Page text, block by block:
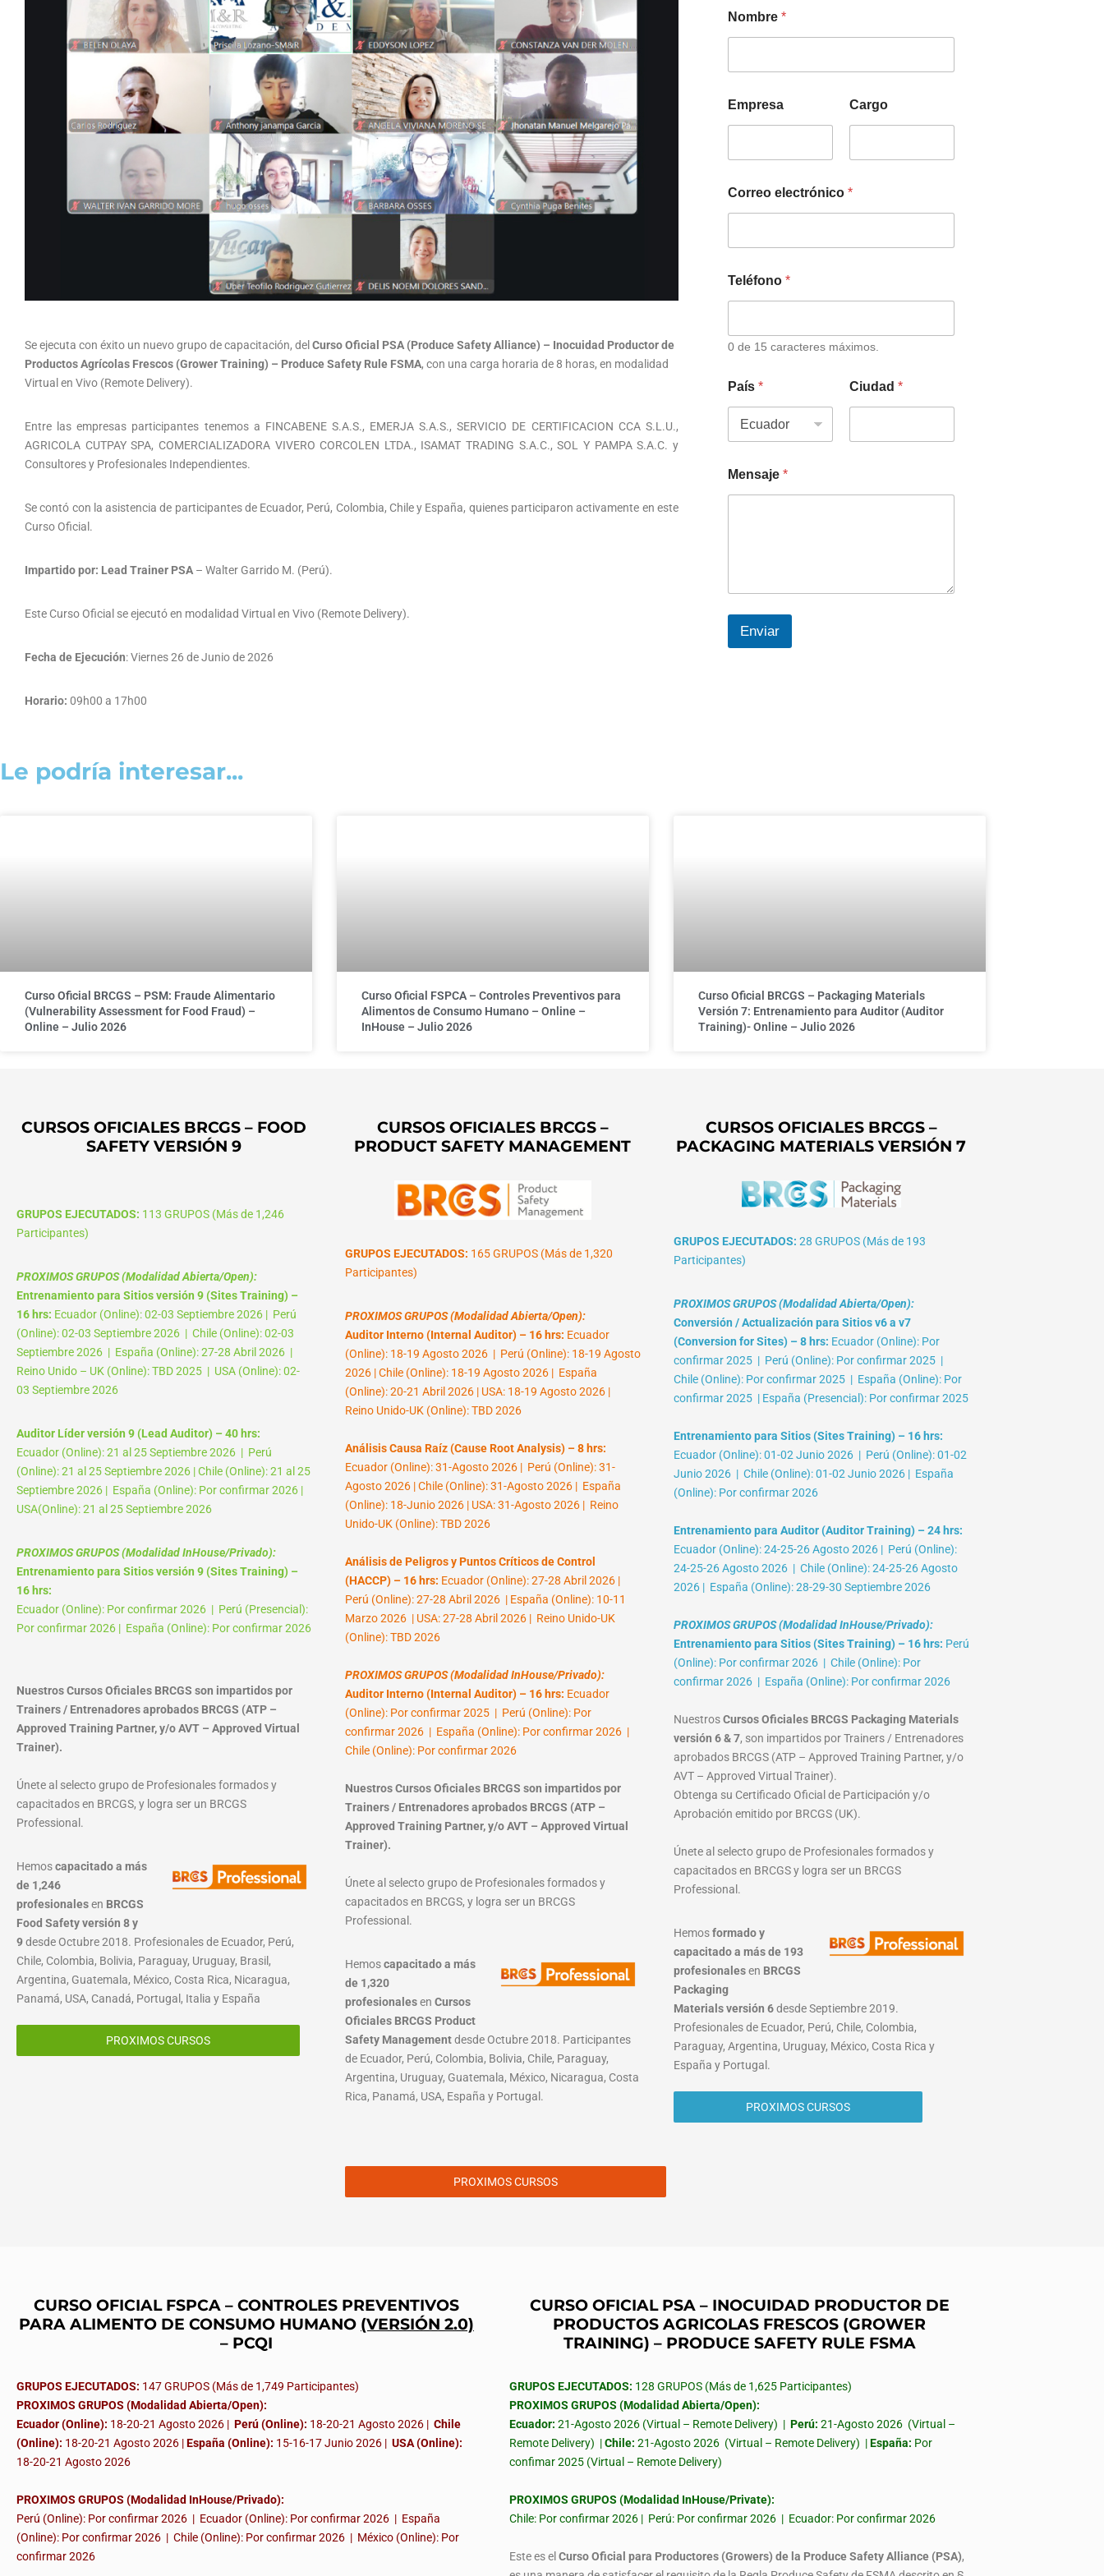
Se ejecuta con éxito un nuevo grupo de capacitación, del Curso Oficial PSA (Produce Safety Alliance) – Inocuidad Productor de
Productos Agrícolas Frescos (Grower Training) – Produce Safety Rule FSMA, con una carga horaria de 8 horas, en modalidad
Virtual en Vivo (Remote Delivery).
Entre las empresas participantes tenemos a FINCABENE S.A.S., EMERJA S.A.S., SERVICIO DE CERTIFICACION CCA S.L.U.,
AGRICOLA CUTPAY SPA, COMERCIALIZADORA VIVERO CORCOLEN LTDA., ISAMAT TRADING S.A.C., SOL Y PAMPA S.A.C. y
Consultores y Profesionales Independientes.
Se contó con la asistencia de participantes de Ecuador, Perú, Colombia, Chile y España, quienes participaron activamente en este
Curso Oficial.
Impartido por: Lead Trainer PSA– Walter Garrido M. (Perú).
Este Curso Oficial se ejecutó en modalidad Virtual en Vivo (Remote Delivery).
Fecha de Ejecución: Viernes 26 de Junio de 2026
Horario: 09h00 a 17h00
Nombre *
Empresa Cargo
Correo electrónico *
Teléfono *
0 de 15 caracteres máximos.
País * Ciudad *
Mensaje *
Enviar
Le podría interesar...
Curso Oficial BRCGS – PSM: Fraude Alimentario
(Vulnerability Assessment for Food Fraud) –
Online – Julio 2026
Curso Oficial FSPCA – Controles Preventivos para
Alimentos de Consumo Humano – Online –
InHouse – Julio 2026
Curso Oficial BRCGS – Packaging Materials
Versión 7: Entrenamiento para Auditor (Auditor
Training)- Online – Julio 2026
CURSOS OFICIALES BRCGS – FOOD
SAFETY VERSIÓN 9
GRUPOS EJECUTADOS: 113 GRUPOS (Más de 1,246
Participantes)
PROXIMOS GRUPOS (Modalidad Abierta/Open):
Entrenamiento para Sitios versión 9 (Sites Training) –
16 hrs: Ecuador (Online): 02-03 Septiembre 2026 | Perú
(Online): 02-03 Septiembre 2026 | Chile (Online): 02-03
Septiembre 2026 | España (Online): 27-28 Abril 2026 |
Reino Unido – UK (Online): TBD 2025 | USA (Online): 02-
03 Septiembre 2026
Auditor Líder versión 9 (Lead Auditor) – 40 hrs:
Ecuador (Online): 21 al 25 Septiembre 2026 | Perú
(Online): 21 al 25 Septiembre 2026 | Chile (Online): 21 al 25
Septiembre 2026 | España (Online): Por confirmar 2026 |
USA(Online): 21 al 25 Septiembre 2026
PROXIMOS GRUPOS (Modalidad InHouse/Privado):
Entrenamiento para Sitios versión 9 (Sites Training) –
16 hrs:
Ecuador (Online): Por confirmar 2026 | Perú (Presencial):
Por confirmar 2026 | España (Online): Por confirmar 2026
Nuestros Cursos Oficiales BRCGS son impartidos por
Trainers / Entrenadores aprobados BRCGS (ATP –
Approved Training Partner, y/o AVT – Approved Virtual
Trainer).
Únete al selecto grupo de Profesionales formados y
capacitados en BRCGS, y logra ser un BRCGS
Professional.
Hemoscapacitado a más
de 1,246
profesionalesen BRCGS
Food Safety versión 8 y
9desde Octubre 2018. Profesionales de Ecuador, Perú,
Chile, Colombia, Bolivia, Paraguay, Uruguay, Brasil,
Argentina, Guatemala, México, Costa Rica, Nicaragua,
Panamá, USA, Canadá, Portugal, Italia y España
PROXIMOS CURSOS
CURSOS OFICIALES BRCGS –
PRODUCT SAFETY MANAGEMENT
GRUPOS EJECUTADOS: 165 GRUPOS (Más de 1,320
Participantes)
PROXIMOS GRUPOS (Modalidad Abierta/Open):
Auditor Interno (Internal Auditor) – 16 hrs: Ecuador
(Online): 18-19 Agosto 2026 | Perú (Online): 18-19 Agosto
2026 | Chile (Online): 18-19 Agosto 2026 | España
(Online): 20-21 Abril 2026 | USA: 18-19 Agosto 2026 |
Reino Unido-UK (Online): TBD 2026
Análisis Causa Raíz (Cause Root Analysis) – 8 hrs:
Ecuador (Online): 31-Agosto 2026 | Perú (Online): 31-
Agosto 2026 | Chile (Online): 31-Agosto 2026 | España
(Online): 18-Junio 2026 | USA: 31-Agosto 2026 | Reino
Unido-UK (Online): TBD 2026
Análisis de Peligros y Puntos Críticos de Control
(HACCP) – 16 hrs: Ecuador (Online): 27-28 Abril 2026 |
Perú (Online): 27-28 Abril 2026 | España (Online): 10-11
Marzo 2026 | USA: 27-28 Abril 2026 | Reino Unido-UK
(Online): TBD 2026
PROXIMOS GRUPOS (Modalidad InHouse/Privado):
Auditor Interno (Internal Auditor) – 16 hrs: Ecuador
(Online): Por confirmar 2025 | Perú (Online): Por
confirmar 2026 | España (Online): Por confirmar 2026 |
Chile (Online): Por confirmar 2026
Nuestros Cursos Oficiales BRCGS son impartidos por
Trainers / Entrenadores aprobados BRCGS (ATP –
Approved Training Partner, y/o AVT – Approved Virtual
Trainer).
Únete al selecto grupo de Profesionales formados y
capacitados en BRCGS, y logra ser un BRCGS
Professional.
Hemoscapacitado a más
de 1,320
profesionalesen Cursos
Oficiales BRCGS Product
Safety Managementdesde Octubre 2018. Participantes
de Ecuador, Perú, Colombia, Bolivia, Chile, Paraguay,
Argentina, Uruguay, Guatemala, México, Nicaragua, Costa
Rica, Panamá, USA, España y Portugal.
PROXIMOS CURSOS
CURSOS OFICIALES BRCGS –
PACKAGING MATERIALS VERSIÓN 7
GRUPOS EJECUTADOS: 28 GRUPOS (Más de 193
Participantes)
PROXIMOS GRUPOS (Modalidad Abierta/Open):
Conversión / Actualización para Sitios v6 a v7
(Conversion for Sites) – 8 hrs: Ecuador (Online): Por
confirmar 2025 | Perú (Online): Por confirmar 2025 |
Chile (Online): Por confirmar 2025 | España (Online): Por
confirmar 2025 | España (Presencial): Por confirmar 2025
Entrenamiento para Sitios (Sites Training) – 16 hrs:
Ecuador (Online): 01-02 Junio 2026 | Perú (Online): 01-02
Junio 2026 | Chile (Online): 01-02 Junio 2026 | España
(Online): Por confirmar 2026
Entrenamiento para Auditor (Auditor Training) – 24 hrs:
Ecuador (Online): 24-25-26 Agosto 2026 | Perú (Online):
24-25-26 Agosto 2026 | Chile (Online): 24-25-26 Agosto
2026 | España (Online): 28-29-30 Septiembre 2026
PROXIMOS GRUPOS (Modalidad InHouse/Privado):
Entrenamiento para Sitios (Sites Training) – 16 hrs: Perú
(Online): Por confirmar 2026 | Chile (Online): Por
confirmar 2026 | España (Online): Por confirmar 2026
NuestrosCursos Oficiales BRCGS Packaging Materials
versión 6 & 7, son impartidos por Trainers / Entrenadores
aprobados BRCGS (ATP – Approved Training Partner, y/o
AVT – Approved Virtual Trainer).
Obtenga su Certificado Oficial de Participación y/o
Aprobación emitido por BRCGS (UK).
Únete al selecto grupo de Profesionales formados y
capacitados en BRCGS y logra ser un BRCGS
Professional.
Hemosformado y
capacitado a más de 193
profesionalesen BRCGS
Packaging
Materialsversión 6desde Septiembre 2019.
Profesionales de Ecuador, Perú, Chile, Colombia,
Paraguay, Argentina, Uruguay, México, Costa Rica y
España y Portugal.
PROXIMOS CURSOS
CURSO OFICIAL FSPCA – CONTROLES PREVENTIVOS
PARA ALIMENTO DE CONSUMO HUMANO (VERSIÓN 2.0)
– PCQI
GRUPOS EJECUTADOS: 147 GRUPOS (Más de 1,749 Participantes)
PROXIMOS GRUPOS (Modalidad Abierta/Open):
Ecuador (Online): 18-20-21 Agosto 2026 | Perú (Online): 18-20-21 Agosto 2026 | Chile
(Online): 18-20-21 Agosto 2026 |España (Online): 15-16-17 Junio 2026 | USA (Online):
18-20-21 Agosto 2026
PROXIMOS GRUPOS (Modalidad InHouse/Privado):
Perú (Online): Por confirmar 2026 | Ecuador (Online): Por confirmar 2026 | España
(Online): Por confirmar 2026 | Chile (Online): Por confirmar 2026 | México (Online): Por
confirmar 2026
CURSO OFICIAL PSA – INOCUIDAD PRODUCTOR DE
PRODUCTOS AGRICOLAS FRESCOS (GROWER
TRAINING) – PRODUCE SAFETY RULE FSMA
GRUPOS EJECUTADOS: 128 GRUPOS (Más de 1,625 Participantes)
PROXIMOS GRUPOS (Modalidad Abierta/Open):
Ecuador: 21-Agosto 2026 (Virtual – Remote Delivery) | Perú: 21-Agosto 2026 (Virtual –
Remote Delivery) |Chile: 21-Agosto 2026 (Virtual – Remote Delivery) |España: Por
confimar 2025 (Virtual – Remote Delivery)
PROXIMOS GRUPOS (Modalidad InHouse/Private):
Chile: Por confirmar 2026 | Perú: Por confirmar 2026 | Ecuador: Por confirmar 2026
Este es el Curso Oficial para Productores (Growers) de la Produce Safety Alliance (PSA),